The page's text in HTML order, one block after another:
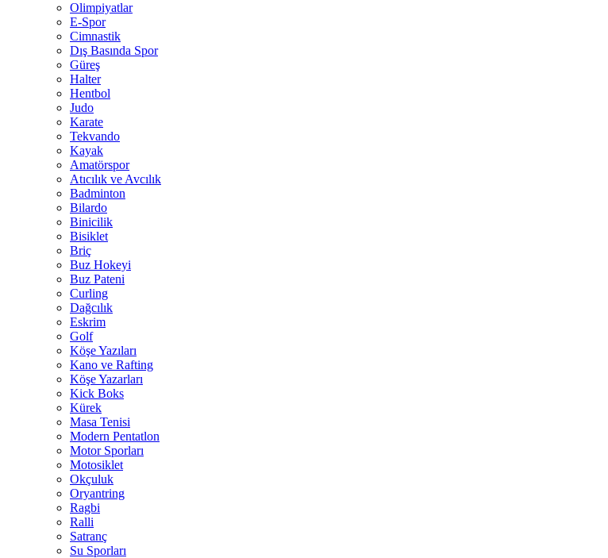
Olimpiyatlar
E-Spor
Cimnastik
Dış Basında Spor
Güreş
Halter
Hentbol
Judo
Karate
Tekvando
Kayak
Amatörspor
Atıcılık ve Avcılık
Badminton
Bilardo
Binicilik
Bisiklet
Briç
Buz Hokeyi
Buz Pateni
Curling
Dağcılık
Eskrim
Golf
Köşe Yazıları
Kano ve Rafting
Köşe Yazarları
Kick Boks
Kürek
Masa Tenisi
Modern Pentatlon
Motor Sporları
Motosiklet
Okçuluk
Oryantring
Ragbi
Ralli
Satranç
Su Sporları